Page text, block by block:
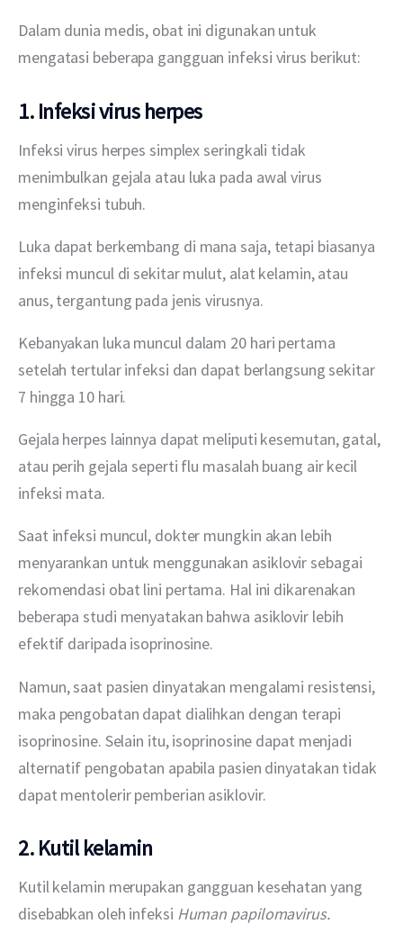
Dalam dunia medis, obat ini digunakan untuk
mengatasi beberapa gangguan infeksi virus berikut:
1. Infeksi virus herpes
Infeksi virus herpes simplex seringkali tidak
menimbulkan gejala atau luka pada awal virus
menginfeksi tubuh.
Luka dapat berkembang di mana saja, tetapi biasanya
infeksi muncul di sekitar mulut, alat kelamin, atau
anus, tergantung pada jenis virusnya.
Kebanyakan luka muncul dalam 20 hari pertama
setelah tertular infeksi dan dapat berlangsung sekitar
7 hingga 10 hari.
Gejala herpes lainnya dapat meliputi kesemutan, gatal,
atau perih gejala seperti flu masalah buang air kecil
infeksi mata.
Saat infeksi muncul, dokter mungkin akan lebih
menyarankan untuk menggunakan asiklovir sebagai
rekomendasi obat lini pertama. Hal ini dikarenakan
beberapa studi menyatakan bahwa asiklovir lebih
efektif daripada isoprinosine.
Namun, saat pasien dinyatakan mengalami resistensi,
maka pengobatan dapat dialihkan dengan terapi
isoprinosine. Selain itu, isoprinosine dapat menjadi
alternatif pengobatan apabila pasien dinyatakan tidak
dapat mentolerir pemberian asiklovir.
2. Kutil kelamin
Kutil kelamin merupakan gangguan kesehatan yang
disebabkan oleh infeksi Human papilomavirus.